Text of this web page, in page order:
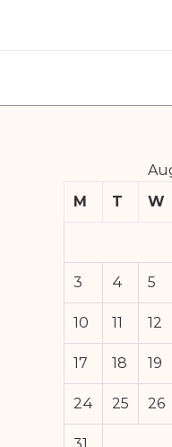
M
T W
3 4 5
10 11 12
17 18 19
24 25 26